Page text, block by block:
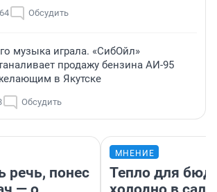
Обсудить
музыка играла. «СибОйл»
продажу бензина АИ-95
в Якутске
Обсудить
речь, понес
МНЕНИЕ
Тепло для